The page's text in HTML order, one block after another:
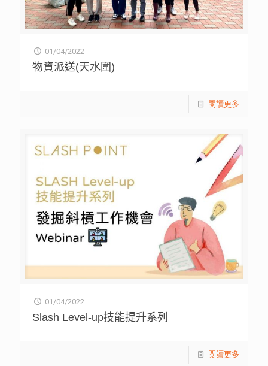
01/04/2022
物資派送(天水圍)
閱讀更多
01/04/2022
Slash Level-up技能提升系列
閱讀更多